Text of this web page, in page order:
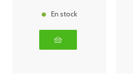
En stock